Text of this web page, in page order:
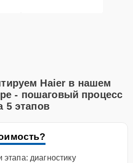
Haier в нашем
- пошаговый процесс
5 этапов
диагностику